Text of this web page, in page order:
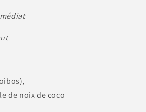
de noix de coco